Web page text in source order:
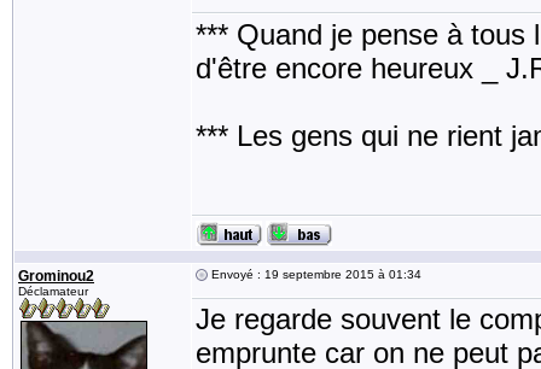
*** Quand je pense à tous
d'être encore heureux _
*** Les gens qui ne rient
Grominou2
Déclamateur
Envoyé : 19 septembre 2015 à 01:34
Je regarde souvent le
emprunte car on ne peut